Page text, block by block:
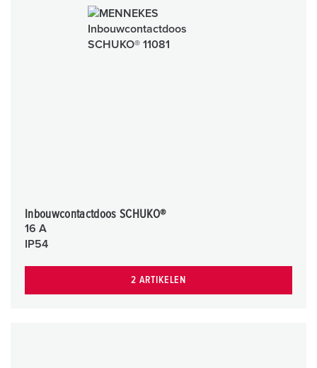
Inbouwcontactdoos SCHUKO®
16 A
IP54
2 ARTIKELEN